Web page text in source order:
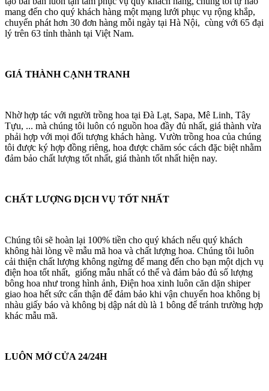
mang đến cho quý khách hàng một mạng lưới phục vụ rộng khắp,
chuyển phát hơn 30 đơn hàng mỗi ngày tại Hà Nội, cùng với 65 đại
lý trên 63 tỉnh thành tại Việt Nam.
GIÁ THÀNH CẠNH TRANH
Nhờ hợp tác với người trồng hoa tại Đà Lạt, Sapa, Mê Linh, Tây
Tựu, ... mà chúng tôi luôn có nguồn hoa đầy đủ nhất, giá thành vừa
phải hợp với mọi đối tượng khách hàng. Vườn trồng hoa của chúng
tôi được ký hợp đồng riêng, hoa được chăm sóc cách đặc biệt nhằm
đảm bảo chất lượng tốt nhất, giá thành tốt nhất hiện nay.
CHẤT LƯỢNG DỊCH VỤ TỐT NHẤT
Chúng tôi sẽ hoàn lại 100% tiền cho quý khách nếu quý khách
không hài lòng về mẫu mã hoa và chất lượng hoa. Chúng tôi luôn
cải thiện chất lượng không ngừng để mang đến cho bạn một dịch vụ
điện hoa tốt nhất, giống mẫu nhất có thể và đảm bảo đủ số lượng
bông hoa như trong hình ảnh, Điện hoa xinh luôn căn dặn shiper
giao hoa hết sức cẩn thận để đảm bảo khi vận chuyển hoa không bị
nhàu giấy báo và không bị dập nát dù là 1 bông để tránh trường hợp
khác mẫu mã.
LUÔN MỞ CỬA 24/24H